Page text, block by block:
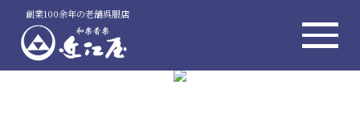
創業100余年の老舗呉服店